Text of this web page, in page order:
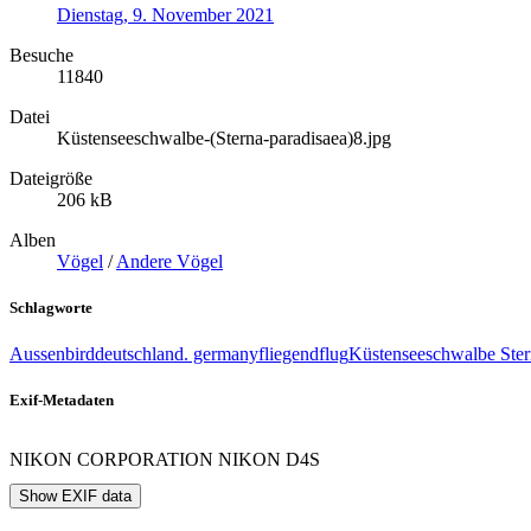
Dienstag, 9. November 2021
Besuche
11840
Datei
Küstenseeschwalbe-(Sterna-paradisaea)8.jpg
Dateigröße
206 kB
Alben
Vögel /Andere Vögel
Schlagworte
Aussenbirddeutschland. germanyfliegendflugKüstenseeschwalbe
Exif-Metadaten
NIKON CORPORATION NIKON D4S
Show EXIF data